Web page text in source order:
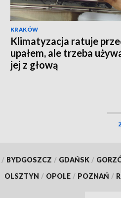
KRAKÓW
Klimatyzacja ratuje
upałem, ale trzeba
jej z głową
/ BYDGOSZCZ / GDAŃSK /
OLSZTYN / OPOLE / POZNAŃ /